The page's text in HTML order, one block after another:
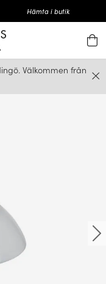
Hämta i butik
Välkommen från